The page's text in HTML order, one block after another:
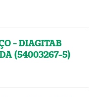
- DIAGITAB
(54003267-5)